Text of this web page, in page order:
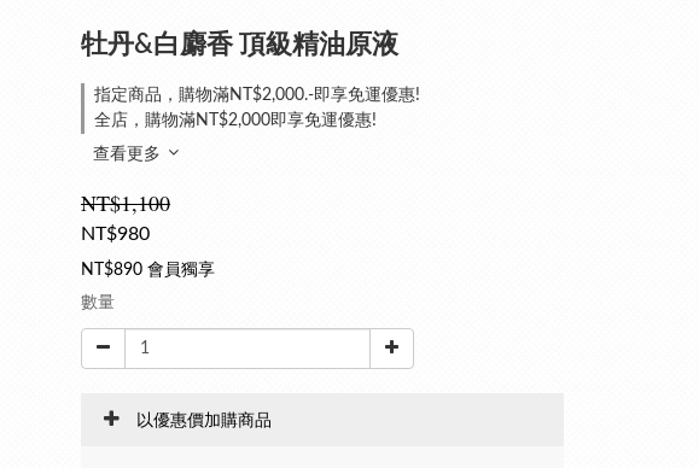
牡丹&白麝香 頂級精油原液
指定商品，購物滿NT$2,000.-即享免運優惠!
全店，購物滿NT$2,000即享免運優惠!
查看更多
NT$1,100
NT$980
NT$890 會員獨享
數量
以優惠價加購商品